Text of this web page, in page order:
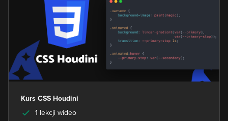
Kurs CSS Houdini
1 lekcji wideo